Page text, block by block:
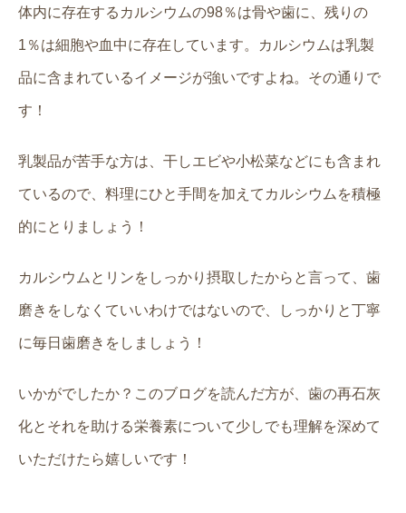
体内に存在するカルシウムの98％は骨や歯に、残りの
1 ％は細胞や血中に存在しています。カルシウムは乳製
品に含まれているイメージが強いですよね。その通りで
す！
乳製品が苦手な方は、干しエビや小松菜などにも含まれ
ているので、料理にひと手間を加えてカルシウムを積極
的にとりましょう！
カルシウムとリンをしっかり摂取したからと言って、歯
磨きをしなくていいわけではないので、しっかりと丁寧
に毎日歯磨きをしましょう！
いかがでしたか？このブログを読んだ方が、歯の再石灰
化とそれを助ける栄養素について少しでも理解を深めて
いただけたら嬉しいです！